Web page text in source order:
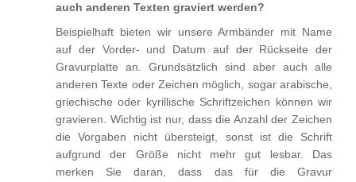
auch anderen Texten graviert werden?
Beispielhaft bieten wir unsere Armbänder mit Name
auf der Vorder- und Datum auf der Rückseite der
Gravurplatte an. Grundsätzlich sind aber auch alle
anderen Texte oder Zeichen möglich, sogar arabische,
griechische oder kyrillische Schriftzeichen können wir
gravieren. Wichtig ist nur, dass die Anzahl der Zeichen
die Vorgaben nicht übersteigt, sonst ist die Schrift
aufgrund der Größe nicht mehr gut lesbar. Das
merken Sie daran, dass das für die Gravur